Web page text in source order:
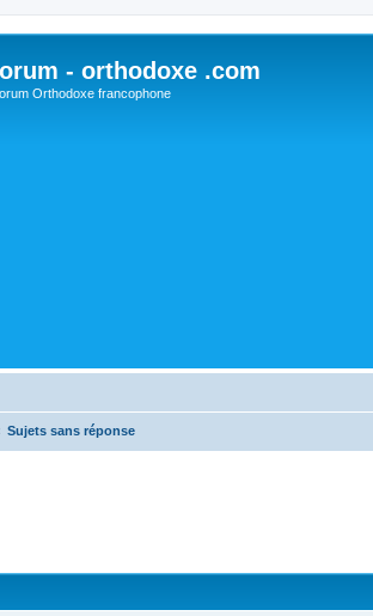
- orthodoxe .com
Orthodoxe francophone
Sujets sans réponse